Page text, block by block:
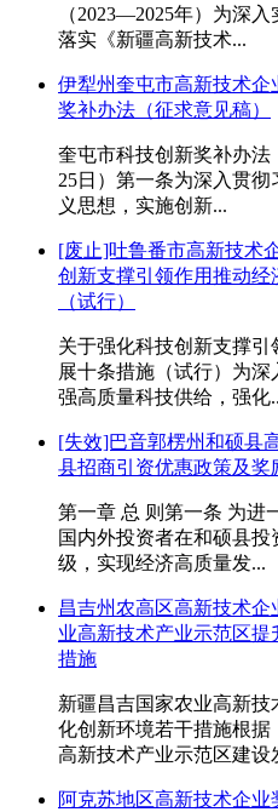
（2023—2025年）为深
落实《新疆高新技术...
伊犁州奎屯市高新技术
奖补办法（征求意见稿）
奎屯市科技创新奖补办法
25日）第一条为深入贯
义思想，实施创新...
[废止]吐鲁番市高新技术
创新支撑引领作用推动
（试行）
关于强化科技创新支撑
展十条措施（试行）为
强高质量科技供给，强化
[失效]巴音郭楞州和硕县
县招商引资优惠政策及奖
第一章 总 则第一条 为进
国内外投资者在和硕县
级，实现经济高质量发...
昌吉州农高区高新技术
业高新技术产业示范区
措施
新疆昌吉国家农业高新
化创新环境若干措施根
高新技术产业示范区建设
阿克苏地区高新技术企